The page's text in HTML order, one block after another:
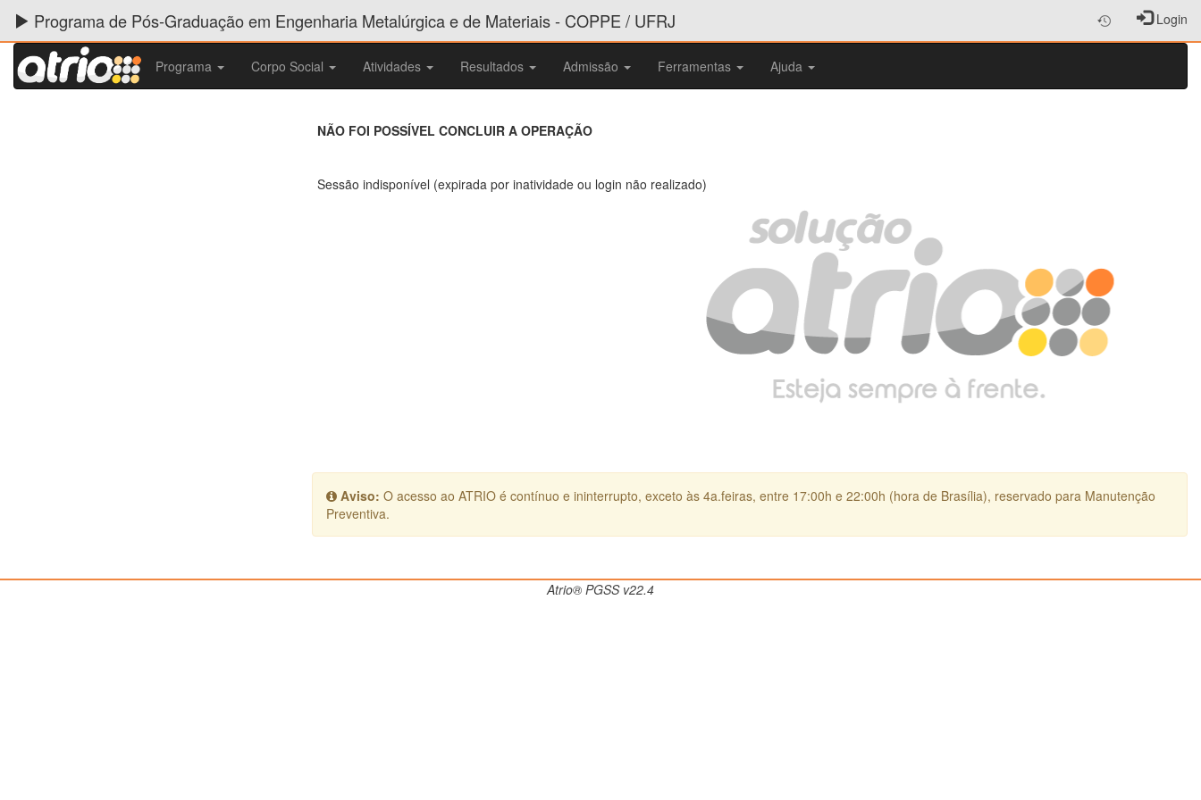
Programa de Pós-Graduação em Engenharia Metalúrgica e de Materiais - COPPE / UFRJ Login
Programa Corpo Social Atividades Resultados Admissão Ferramentas Ajuda
NÃO FOI POSSÍVEL CONCLUIR A OPERAÇÃO
Sessão indisponível (expirada por inatividade ou login não realizado)
Aviso: O acesso ao ATRIO é contínuo e ininterrupto, exceto às 4a.feiras, entre 17:00h e 22:00h (hora de Brasília), reservado para Manutenção
Preventiva.
Atrio® PGSS v22.4